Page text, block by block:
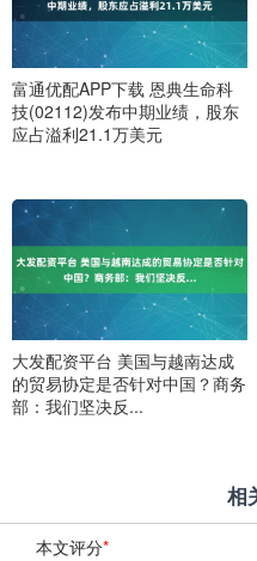
富通优配APP下载 恩典生命科
技(02112)发布中期业绩，股东
应占溢利21.1万美元
大发配资平台 美国与越南达成
的贸易协定是否针对中国？商务
部：我们坚决反...
相
本文评分*